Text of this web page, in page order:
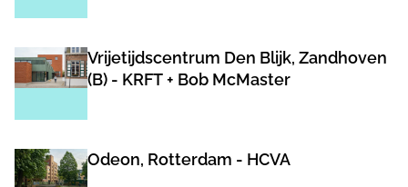
Vrijetijdscentrum Den Blijk, Zandhoven
(B) - KRFT + Bob McMaster
Odeon, Rotterdam - HCVA